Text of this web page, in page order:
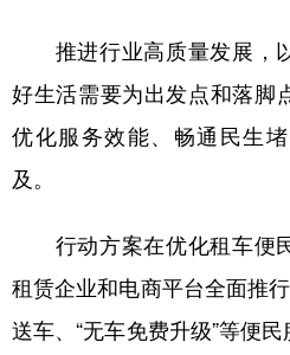
推进行业高质量发展，
好生活需要为出发点和落脚
优化服务效能、畅通民生
及。
行动方案在优化租车便
租赁企业和电商平台全面推
送车、“无车免费升级”等便